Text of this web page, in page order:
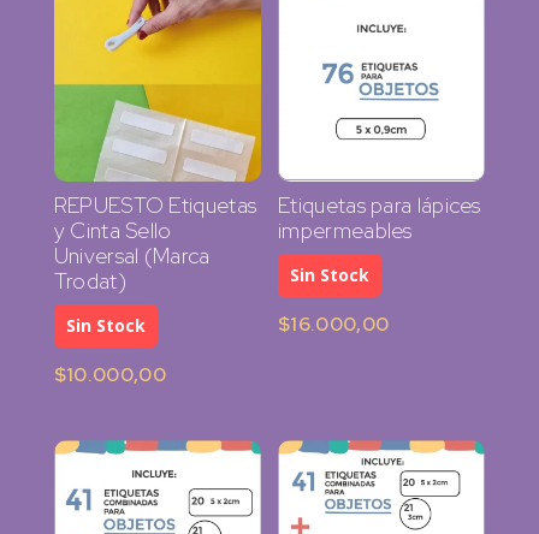
REPUESTO Etiquetas
y Cinta Sello
Universal (Marca
Trodat)
Sin Stock
$10.000,00
Etiquetas para lápices
impermeables
Sin Stock
$16.000,00